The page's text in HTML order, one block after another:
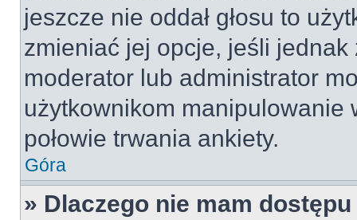
jeszcze nie oddał głosu to
zmieniać jej opcje, jeśli jednak
moderator lub administrator
użytkownikom manipulowanie
połowie trwania ankiety.
Góra
» Dlaczego nie mam